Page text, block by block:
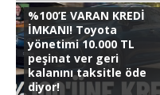
%100’E VARAN KREDİ
İMKANI! Toyota
yönetimi 10.000 TL
peşinat ver geri
kalanını taksitle öde
diyor!